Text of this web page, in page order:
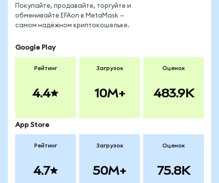
Покупайте, продавайте, торгуйте и
обменивайте EFAon в MetaMask —
самом надёжном криптокошельке.
Google Play
Рейтинг
4.4
Загрузок
10M+
Оценок
483.9K
App Store
Рейтинг
4.7
Загрузок
50M+
Оценок
75.8K